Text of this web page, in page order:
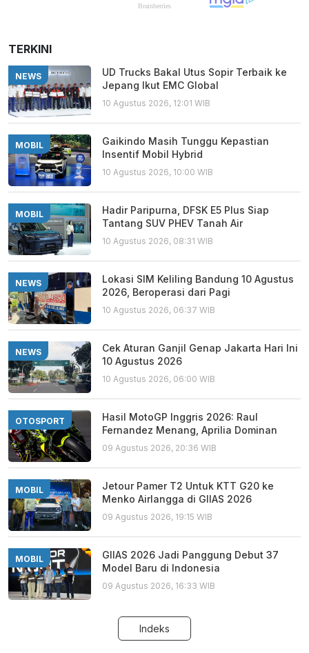
TERKINI
NEWS
UD Trucks Bakal Utus Sopir Terbaik ke
Jepang Ikut EMC Global
10 Agustus 2026, 12:01 WIB
MOBIL
Gaikindo Masih Tunggu Kepastian
Insentif Mobil Hybrid
10 Agustus 2026, 10:00 WIB
MOBIL
Hadir Paripurna, DFSK E5 Plus Siap
Tantang SUV PHEV Tanah Air
10 Agustus 2026, 08:31 WIB
NEWS
Lokasi SIM Keliling Bandung 10 Agustus
2026, Beroperasi dari Pagi
10 Agustus 2026, 06:37 WIB
NEWS
Cek Aturan Ganjil Genap Jakarta Hari Ini
10 Agustus 2026
10 Agustus 2026, 06:00 WIB
OTOSPORT
Hasil MotoGP Inggris 2026: Raul
Fernandez Menang, Aprilia Dominan
09 Agustus 2026, 20:36 WIB
MOBIL
Jetour Pamer T2 Untuk KTT G20 ke
Menko Airlangga di GIIAS 2026
09 Agustus 2026, 19:15 WIB
MOBIL
GIIAS 2026 Jadi Panggung Debut 37
Model Baru di Indonesia
09 Agustus 2026, 16:33 WIB
Indeks